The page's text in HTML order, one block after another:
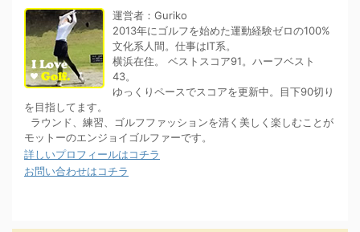
運営者：Guriko
2013年にゴルフを始めた運動経験ゼロの100%
文化系人間。仕事はIT系。
横浜在住。 ベストスコア91。ハーフベスト
43。
ゆっくりペースでスコアを更新中。目下90切り
を目指してます。
ラウンド、練習、ゴルフファッションを清く美しく楽しむことが
モットーのエンジョイゴルファーです。
詳しいプロフィールはコチラ
お問い合わせはコチラ